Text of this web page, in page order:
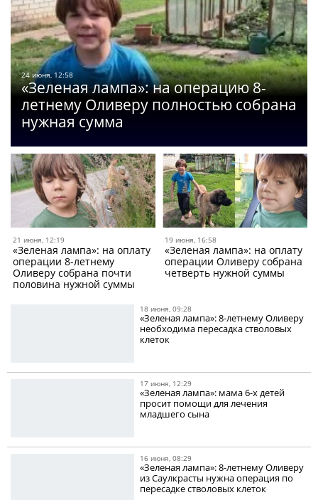
24 июня, 12:58
«Зеленая лампа»: на операцию 8-
летнему Оливеру полностью собрана
нужная сумма
21 июня, 12:19
«Зеленая лампа»: на оплату
операции 8-летнему
Оливеру собрана почти
половина нужной суммы
19 июня, 16:58
«Зеленая лампа»: на оплату
операции Оливеру собрана
четверть нужной суммы
18 июня, 09:28
«Зеленая лампа»: 8-летнему Оливеру
необходима пересадка стволовых
клеток
17 июня, 12:29
«Зеленая лампа»: мама 6-х детей
просит помощи для лечения
младшего сына
16 июня, 08:29
«Зеленая лампа»: 8-летнему Оливеру
из Саулкрасты нужна операция по
пересадке стволовых клеток